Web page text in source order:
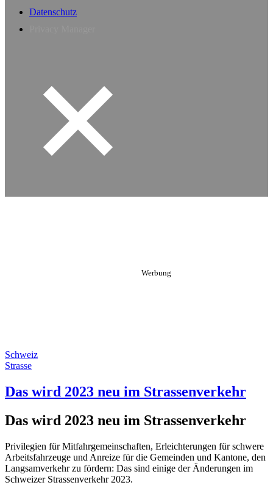
Datenschutz
Schweiz
Strasse
Das wird 2023 neu im Strassenverkehr
Das wird 2023 neu im Strassenverkehr
Privilegien für Mitfahrgemeinschaften, Erleichterungen für schwere
Arbeitsfahrzeuge und Anreize für die Gemeinden und Kantone, den
Langsamverkehr zu fördern: Das sind einige der Änderungen im
Schweizer Strassenverkehr 2023.